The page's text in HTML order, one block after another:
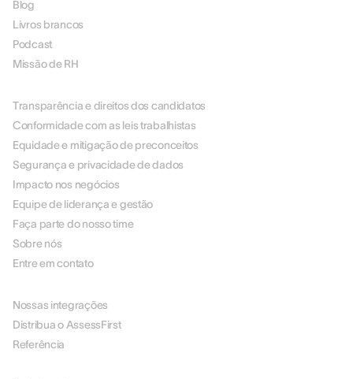
Blog
Livros brancos
Podcast
Missão de RH
Transparência e direitos dos candidatos
Conformidade com as leis trabalhistas
Equidade e mitigação de preconceitos
Segurança e privacidade de dados
Impacto nos negócios
Equipe de liderança e gestão
Faça parte do nosso time
Sobre nós
Entre em contato
Nossas integrações
Distribua o AssessFirst
Referência